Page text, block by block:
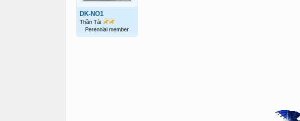
DK-NO1
Thần Tài
Perennial member